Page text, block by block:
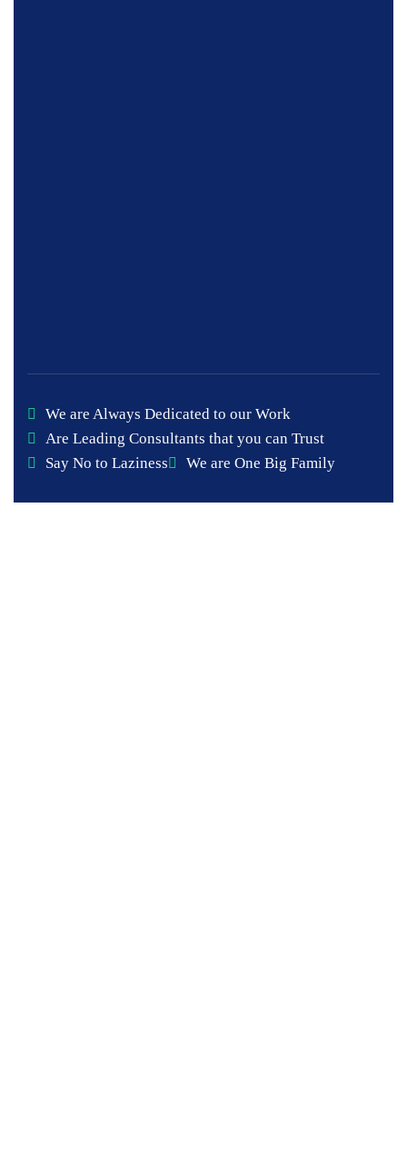
We are Always Dedicated to our Work
Are Leading Consultants that you can Trust
Say No to Laziness
We are One Big Family